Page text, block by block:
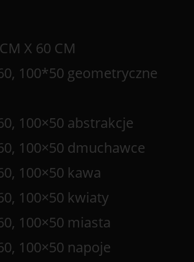
X 60 CM
100*50 geometryczne
100×50 abstrakcje
100×50 dmuchawce
100×50 kawa
100×50 kwiaty
100×50 miasta
100×50 napoje